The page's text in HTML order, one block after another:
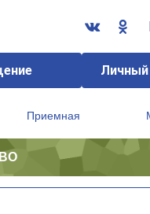
Личный
Приемная